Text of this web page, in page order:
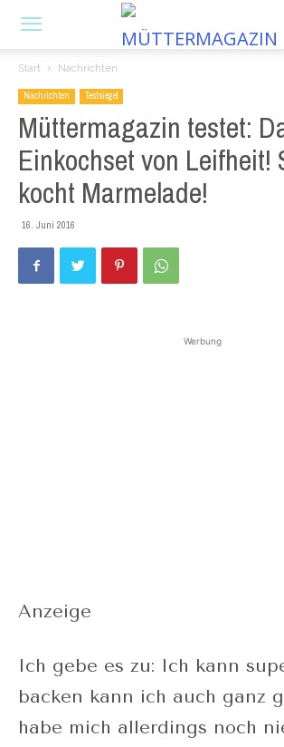
Start Nachrichten
Nachrichten Testsiegel
Müttermagazin testet:
Einkochset von Leifheit!
kocht Marmelade!
16. Juni 2016
Werbung
Anzeige
Ich gebe es zu: Ich kann
backen kann ich auch ganz
habe mich allerdings noch